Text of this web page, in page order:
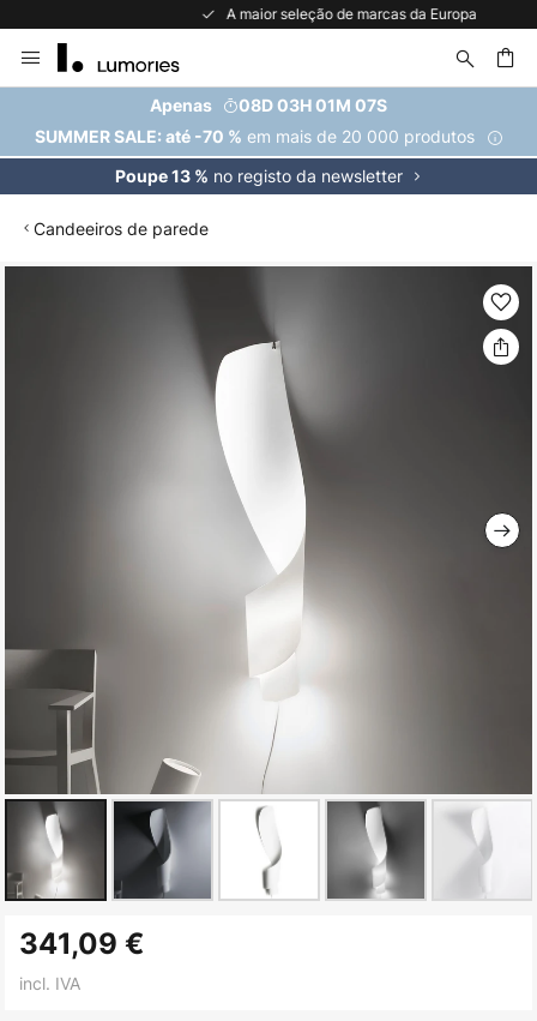
A maior seleção de marcas da Europa
para
Conteúdo
Apenas
08D 03H 01M 07S
SUMMER SALE: até -70 % em mais de 20 000 produtos
Poupe 13 % no registo da newsletter
Candeeiros de parede
para
341,09 €
incl. IVA